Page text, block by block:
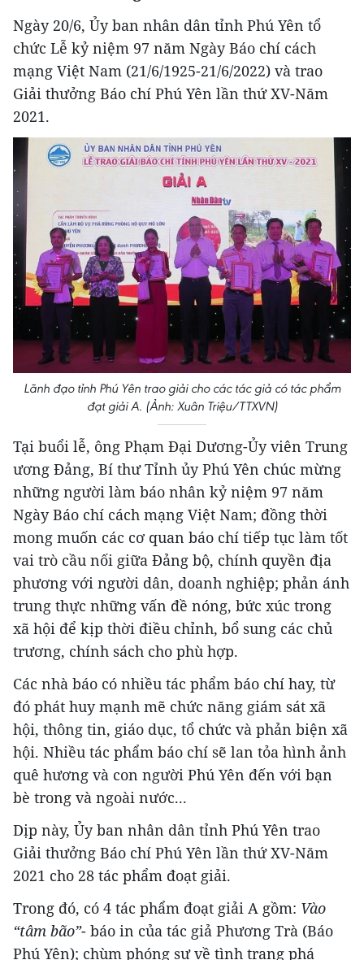
Ngày 20/6, Ủy ban nhân dân tỉnh Phú Yên tổ
chức Lễ kỷ niệm 97 năm Ngày Báo chí cách
mạng Việt Nam (21/6/1925-21/6/2022) và trao
Giải thưởng Báo chí Phú Yên lần thứ XV-Năm
2021.
Lãnh đạo tỉnh Phú Yên trao giải cho các tác giả có tác phẩm
đạt giải A. (Ảnh: Xuân Triệu/TTXVN)
Tại buổi lễ, ông Phạm Đại Dương-Ủy viên Trung
ương Đảng, Bí thư Tỉnh ủy Phú Yên chúc mừng
những người làm báo nhân kỷ niệm 97 năm
Ngày Báo chí cách mạng Việt Nam; đồng thời
mong muốn các cơ quan báo chí tiếp tục làm tốt
vai trò cầu nối giữa Đảng bộ, chính quyền địa
phương với người dân, doanh nghiệp; phản ánh
trung thực những vấn đề nóng, bức xúc trong
xã hội để kịp thời điều chỉnh, bổ sung các chủ
trương, chính sách cho phù hợp.
Các nhà báo có nhiều tác phẩm báo chí hay, từ
đó phát huy mạnh mẽ chức năng giám sát xã
hội, thông tin, giáo dục, tổ chức và phản biện xã
hội. Nhiều tác phẩm báo chí sẽ lan tỏa hình ảnh
quê hương và con người Phú Yên đến với bạn
bè trong và ngoài nước...
Dịp này, Ủy ban nhân dân tỉnh Phú Yên trao
Giải thưởng Báo chí Phú Yên lần thứ XV-Năm
2021 cho 28 tác phẩm đoạt giải.
Trong đó, có 4 tác phẩm đoạt giải A gồm: Vào
“tâm bão”- báo in của tác giả Phương Trà (Báo
Phú Yên); chùm phóng sự về tình trạng phá